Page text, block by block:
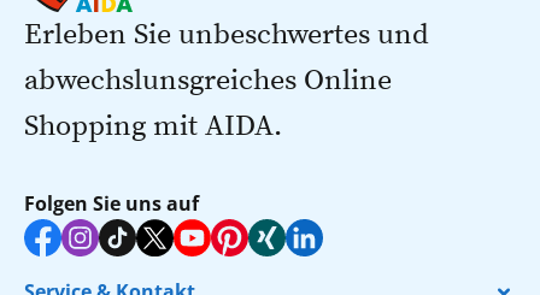
Erleben Sie unbeschwertes und
abwechslunsgreiches Online
Shopping mit AIDA.
Folgen Sie uns auf